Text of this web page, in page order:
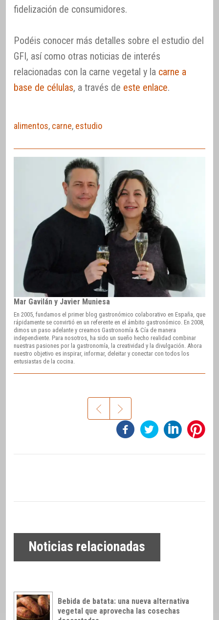
fidelización de consumidores.
Podéis conocer más detalles sobre el estudio del
GFI, así como otras noticias de interés
relacionadas con la carne vegetal y la carne a
base de células, a través de este enlace.
alimentos, carne, estudio
Mar Gavilán y Javier Muniesa
En 2005, fundamos el primer blog gastronómico colaborativo en España, que
rápidamente se convirtió en un referente en el ámbito gastronómico. En 2008,
dimos un paso adelante y creamos Gastronomía & Cía de manera
independiente. Para nosotros, ha sido un sueño hecho realidad combinar
nuestras pasiones por la gastronomía, la creatividad y la divulgación. Ahora
nuestro objetivo es inspirar, informar, deleitar y conectar con todos los
entusiastas de la cocina.
Noticias relacionadas
Bebida de batata: una nueva alternativa
vegetal que aprovecha las cosechas